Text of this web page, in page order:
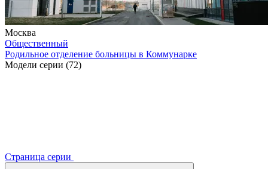
Москва
Общественный
Родильное отделение больницы в Коммунарке
Модели серии (72)
Страница серии